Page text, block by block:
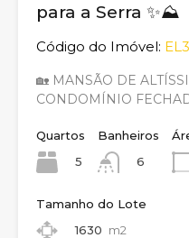
para a Serra ✨⛰️
Código do Imóvel:
🏡 MANSÃO DE
CONDOMÍNIO
Quartos
5
Banheiros
6
Tamanho do Lote
1630 m2